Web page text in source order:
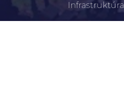
Infrastruktúra